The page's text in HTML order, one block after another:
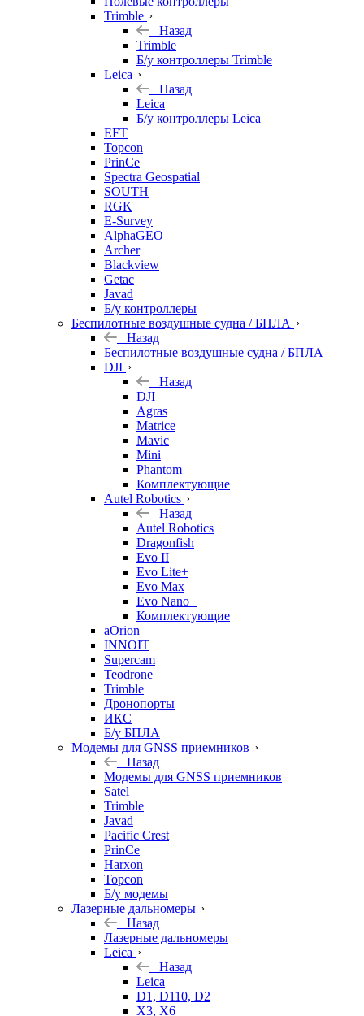
Trimble
Назад
Trimble
Б/у контроллеры Trimble
Leica
Назад
Leica
Б/у контроллеры Leica
EFT
Topcon
PrinCe
Spectra Geospatial
SOUTH
RGK
E-Survey
AlphaGEO
Archer
Blackview
Getac
Javad
Б/у контроллеры
Беспилотные воздушные судна / БПЛА
Назад
Беспилотные воздушные судна / БПЛА
DJI
Назад
DJI
Agras
Matrice
Mavic
Mini
Phantom
Комплектующие
Autel Robotics
Назад
Autel Robotics
Dragonfish
Evo II
Evo Lite+
Evo Max
Evo Nano+
Комплектующие
aOrion
INNOIT
Supercam
Teodrone
Trimble
Дронопорты
ИКС
Б/у БПЛА
Модемы для GNSS приемников
Назад
Модемы для GNSS приемников
Satel
Trimble
Javad
Pacific Crest
PrinCe
Harxon
Topcon
Б/у модемы
Лазерные дальномеры
Назад
Лазерные дальномеры
Leica
Назад
Leica
D1, D110, D2
X3, X6